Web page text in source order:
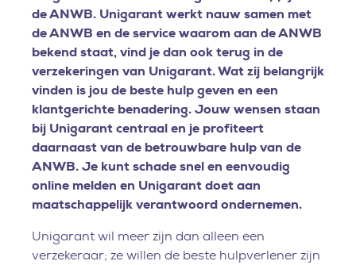
de ANWB. Unigarant werkt nauw samen met
de ANWB en de service waarom aan de ANWB
bekend staat, vind je dan ook terug in de
verzekeringen van Unigarant. Wat zij belangrijk
vinden is jou de beste hulp geven en een
klantgerichte benadering. Jouw wensen staan
bij Unigarant centraal en je profiteert
daarnaast van de betrouwbare hulp van de
ANWB. Je kunt schade snel en eenvoudig
online melden en Unigarant doet aan
maatschappelijk verantwoord ondernemen.
Unigarant wil meer zijn dan alleen een
verzekeraar; ze willen de beste hulpverlener zijn